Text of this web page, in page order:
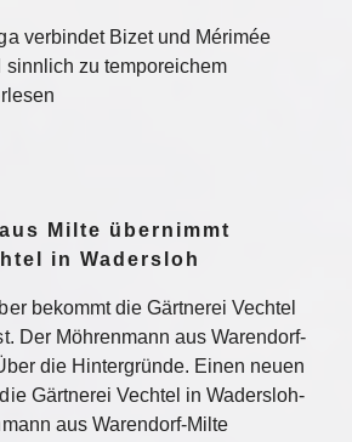
verbindet Bizet und Mérimée
sinnlich zu temporeichem
Milte übernimmt
in Wadersloh
bekommt die Gärtnerei Vechtel
Der Möhrenmann aus Warendorf-
die Hintergründe. Einen neuen
Gärtnerei Vechtel in Wadersloh-
aus Warendorf-Milte